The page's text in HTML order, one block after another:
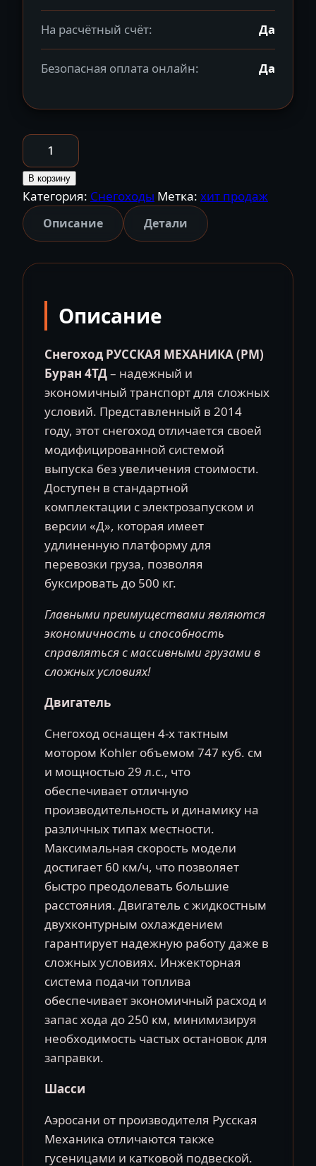
На расчётный счёт: Да
Безопасная оплата онлайн: Да
Количество
товара
Снегоход
РУССКАЯ
МЕХАНИКА
Буран
В корзину
Категория: Снегоходы Метка: хит продаж
Описание Детали
Описание
Снегоход РУССКАЯ МЕХАНИКА (РМ)
Буран 4ТД– надежный и
экономичный транспорт для сложных
условий. Представленный в 2014
году, этот снегоход отличается своей
модифицированной системой
выпуска без увеличения стоимости.
Доступен в стандартной
комплектации с электрозапуском и
версии «Д», которая имеет
удлиненную платформу для
перевозки груза, позволяя
буксировать до 500 кг.
Главными преимуществами являются
экономичность и способность
справляться с массивными грузами в
сложных условиях!
Двигатель
Снегоход оснащен 4-х тактным
мотором Kohler объемом 747 куб. см
и мощностью 29 л.с., что
обеспечивает отличную
производительность и динамику на
различных типах местности.
Максимальная скорость модели
достигает 60 км/ч, что позволяет
быстро преодолевать большие
расстояния. Двигатель с жидкостным
двухконтурным охлаждением
гарантирует надежную работу даже в
сложных условиях. Инжекторная
система подачи топлива
обеспечивает экономичный расход и
запас хода до 250 км, минимизируя
необходимость частых остановок для
заправки.
Шасси
Аэросани от производителя Русская
Механика отличаются также
гусеницами и катковой подвеской.